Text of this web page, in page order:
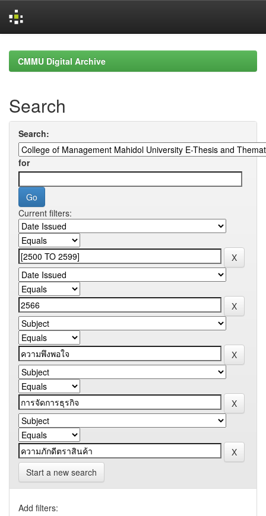
navigationCMMU Digital Archive
Search
Search:
for
Current filters:
Start a new search
Add filters: